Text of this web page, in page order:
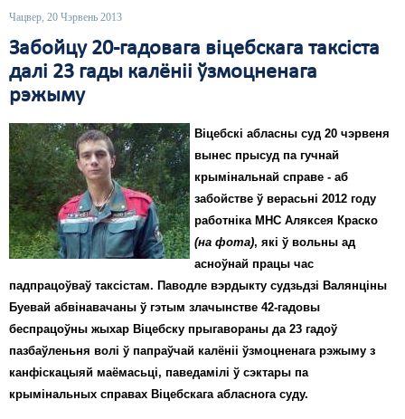
Чацвер, 20 Чэрвень 2013
Забойцу 20-гадовага віцебскага таксіста
далі 23 гады калёніі ўзмоцненага
рэжыму
Віцебскі абласны суд 20 чэрвеня
вынес прысуд па гучнай
крымінальнай справе - аб
забойстве ў верасьні 2012 году
работніка МНС Аляксея Краско
(на фота), які ў вольны ад
асноўнай працы час
падпрацоўваў таксістам. Паводле вэрдыкту судзьдзі Валянціны
Буевай абвінавачаны ў гэтым злачынстве 42-гадовы
беспрацоўны жыхар Віцебску прыгавораны да 23 гадоў
пазбаўленьня волі ў папраўчай калёніі ўзмоцненага рэжыму з
канфіскацыяй маёмасьці, паведамілі ў сэктары па
крымінальных справах Віцебскага абласнога суду.
Правы працоўных
Сацыяльныя правы